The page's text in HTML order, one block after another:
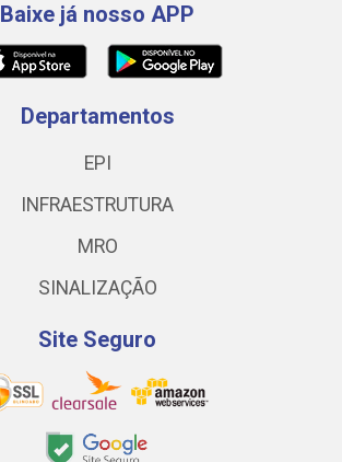
Baixe já nosso APP
Departamentos
EPI
INFRAESTRUTURA
MRO
SINALIZAÇÃO
Site Seguro